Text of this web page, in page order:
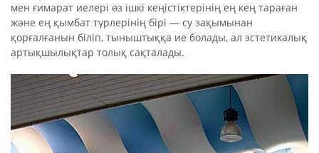
мен ғимарат иелері өз ішкі кеңістіктерінің ең кең тараған
және ең қымбат түрлерінің бірі — су зақымынан
қорғалғанын біліп, тыныштыққа ие болады, ал эстетикалық
артықшылықтар толық сақталады.